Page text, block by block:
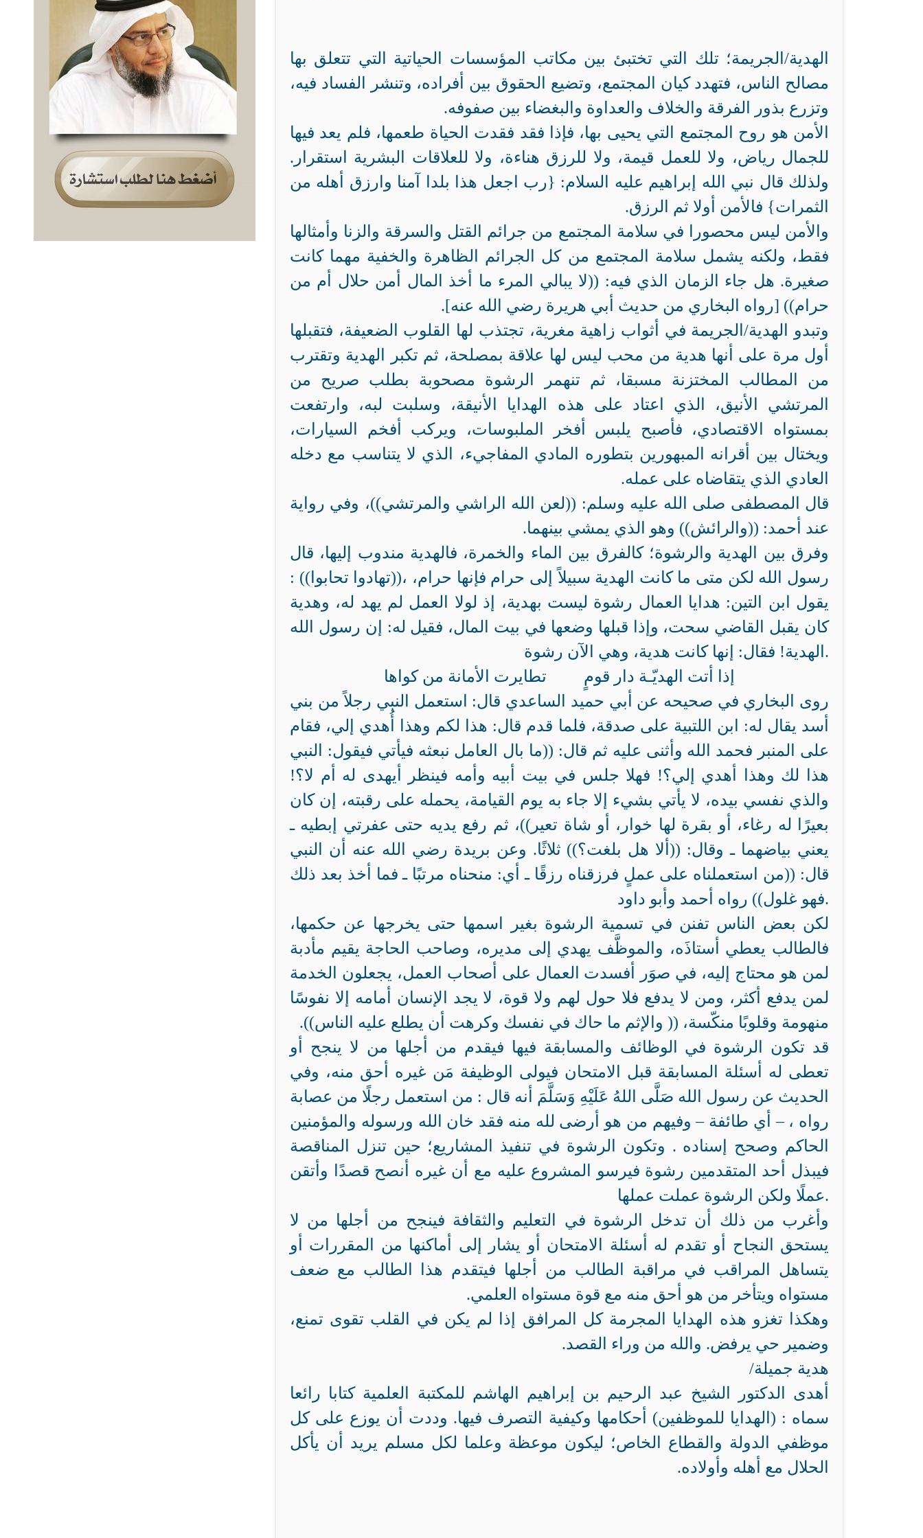
الهدية/الجريمة؛ تلك التي تختبئ بين مكاتب المؤسسات الحياتية التي تتعلق بها
مصالح الناس، فتهدد كيان المجتمع، وتضيع الحقوق بين أفراده، وتنشر الفساد فيه،
وتزرع بذور الفرقة والخلاف والعداوة والبغضاء بين صفوفه.
الأمن هو روح المجتمع التي يحيى بها، فإذا فقد فقدت الحياة طعمها، فلم يعد فيها
للجمال رياض، ولا للعمل قيمة، ولا للرزق هناءة، ولا للعلاقات البشرية استقرار.
ولذلك قال نبي الله إبراهيم عليه السلام: {رب اجعل هذا بلدا آمنا وارزق أهله من
الثمرات} فالأمن أولا ثم الرزق.
والأمن ليس محصورا في سلامة المجتمع من جرائم القتل والسرقة والزنا وأمثالها
فقط، ولكنه يشمل سلامة المجتمع من كل الجرائم الظاهرة والخفية مهما كانت
صغيرة. هل جاء الزمان الذي فيه: ((لا يبالي المرء ما أخذ المال أمن حلال أم من
حرام)) [رواه البخاري من حديث أبي هريرة رضي الله عنه].
وتبدو الهدية/الجريمة في أثواب زاهية مغرية، تجتذب لها القلوب الضعيفة، فتقبلها
أول مرة على أنها هدية من محب ليس لها علاقة بمصلحة، ثم تكبر الهدية وتقترب
من المطالب المختزنة مسبقا، ثم تنهمر الرشوة مصحوبة بطلب صريح من
المرتشي الأنيق، الذي اعتاد على هذه الهدايا الأنيقة، وسلبت لبه، وارتفعت
بمستواه الاقتصادي، فأصبح يلبس أفخر الملبوسات، ويركب أفخم السيارات،
ويختال بين أقرانه المبهورين بتطوره المادي المفاجيء، الذي لا يتناسب مع دخله
العادي الذي يتقاضاه على عمله.
قال المصطفى صلى الله عليه وسلم: ((لعن الله الراشي والمرتشي))، وفي رواية
عند أحمد: ((والرائش)) وهو الذي يمشي بينهما.
وفرق بين الهدية والرشوة؛ كالفرق بين الماء والخمرة، فالهدية مندوب إليها، قال
رسول الله
: ((تهادوا تحابوا))، لكن متى ما كانت الهدية سبيلاً إلى حرام فإنها حرام،
يقول ابن التين: هدايا العمال رشوة ليست بهدية، إذ لولا العمل لم يهد له، وهدية
كان يقبل
الهدية! فقال: إنها كانت هدية، وهي الآن رشوة.
إذا أتت الهديّـة دار قومٍ تطايرت الأمانة من كواها
روى البخاري في صحيحه عن أبي حميد الساعدي قال: استعمل النبي رجلاً من بني
أسد يقال له: ابن اللتبية على صدقة، فلما قدم قال: هذا لكم وهذا أُهدي إلي، فقام
على المنبر فحمد الله وأثنى عليه ثم قال: ((ما بال العامل نبعثه فيأتي فيقول:
هذا لك وهذا أهدي إلي؟! فهلا جلس في بيت أبيه وأمه فينظر أيهدى له أم لا؟!
والذي نفسي بيده، لا يأتي بشيء إلا جاء به يوم القيامة، يحمله على رقبته، إن كان
بعيرًا له رغاء، أو بقرة لها خوار، أو شاة تعير))، ثم رفع يديه حتى عفرتي إبطيه ـ
يعني بياضهما ـ وقال: ((ألا هل بلغت؟)) ثلاثًا. وعن بريدة رضي الله عنه أن النبي
قال: ((من استعملناه على عملٍ فرزقناه رزقًا ـ أي: منحناه مرتبًا ـ فما أخذ بعد ذلك
فهو غلول)) رواه أحمد وأبو داود.
لكن بعض الناس تفنن في تسمية الرشوة بغير اسمها حتى يخرجها عن حكمها،
فالطالب يعطي أستاذَه، والموظَّف يهدي إلى مديره، وصاحب الحاجة يقيم مأدبة
لمن هو محتاج إليه، في صوَر أفسدت العمال على أصحاب العمل، يجعلون الخدمة
لمن يدفع أكثر، ومن لا يدفع فلا حول لهم ولا قوة، لا يجد الإنسان أمامه إلا نفوسًا
منهومة وقلوبًا منكّسة، (( والإثم ما حاك في نفسك وكرهت أن يطلع عليه الناس)).
قد تكون الرشوة في الوظائف والمسابقة فيها فيقدم من أجلها من لا ينجح أو
تعطى له أسئلة المسابقة قبل الامتحان فيولى الوظيفة مَن غيره أحق منه، وفي
الحديث عن رسول الله صَلَّى اللهُ عَلَيْهِ وَسَلَّمَ أنه قال : من استعمل رجلًا من عصابة
– أي طائفة – وفيهم من هو أرضى لله منه فقد خان الله ورسوله والمؤمنين ، رواه
الحاكم وصحح إسناده . وتكون الرشوة في تنفيذ المشاريع؛ حين تنزل المناقصة
فيبذل أحد المتقدمين رشوة فيرسو المشروع عليه مع أن غيره أنصح قصدًا وأتقن
عملًا ولكن الرشوة عملت عملها.
وأغرب من ذلك أن تدخل الرشوة في التعليم والثقافة فينجح من أجلها من لا
يستحق النجاح أو تقدم له أسئلة الامتحان أو يشار إلى أماكنها من المقررات أو
يتساهل المراقب في مراقبة الطالب من أجلها فيتقدم هذا الطالب مع ضعف
مستواه ويتأخر من هو أحق منه مع قوة مستواه العلمي.
وهكذا تغزو هذه الهدايا المجرمة كل المرافق إذا لم يكن في القلب تقوى تمنع،
وضمير حي يرفض. والله من وراء القصد.
هدية جميلة/
أهدى الدكتور الشيخ عبد الرحيم بن إبراهيم الهاشم للمكتبة العلمية كتابا رائعا
سماه : (الهدايا للموظفين) أحكامها وكيفية التصرف فيها. وددت أن يوزع على كل
موظفي الدولة والقطاع الخاص؛ ليكون موعظة وعلما لكل مسلم يريد أن يأكل
الحلال مع أهله وأولاده.